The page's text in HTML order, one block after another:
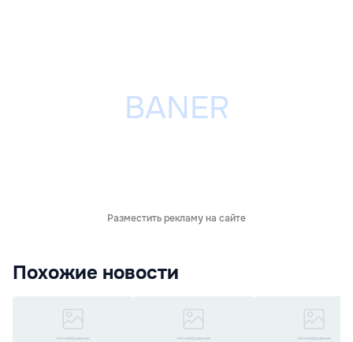
Разместить рекламу на сайте
Похожие новости